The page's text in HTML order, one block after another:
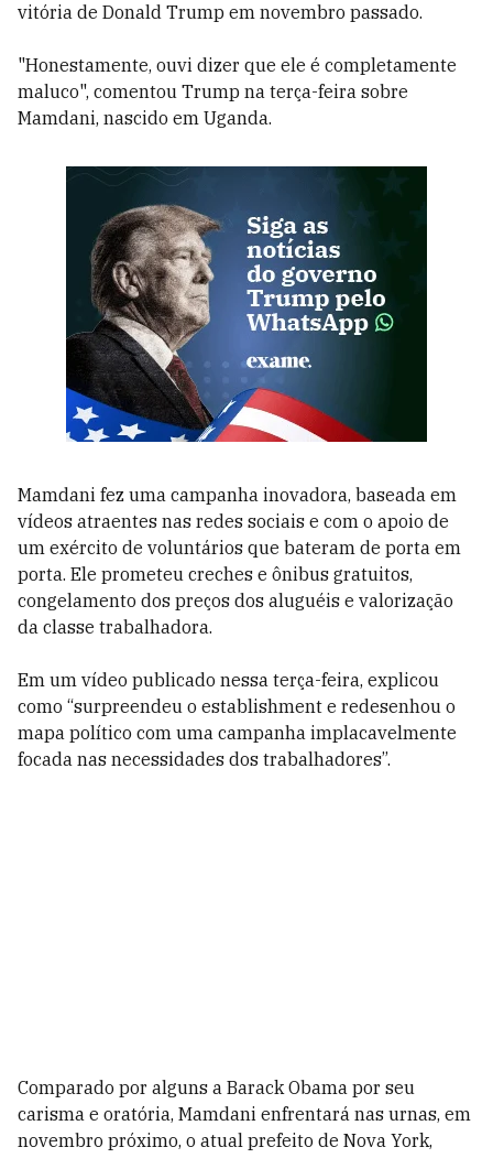
vitória de Donald Trump em novembro passado.
"Honestamente, ouvi dizer que ele é completamente
maluco", comentou Trump na terça-feira sobre
Mamdani, nascido em Uganda.
Mamdani fez uma campanha inovadora, baseada em
vídeos atraentes nas redes sociais e com o apoio de
um exército de voluntários que bateram de porta em
porta. Ele prometeu creches e ônibus gratuitos,
congelamento dos preços dos aluguéis e valorização
da classe trabalhadora.
Em um vídeo publicado nessa terça-feira, explicou
como “surpreendeu o establishment e redesenhou o
mapa político com uma campanha implacavelmente
focada nas necessidades dos trabalhadores”.
Comparado por alguns a Barack Obama por seu
carisma e oratória, Mamdani enfrentará nas urnas, em
novembro próximo, o atual prefeito de Nova York,